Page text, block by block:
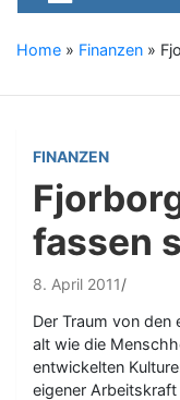
Home » Finanzen »
FINANZEN
fassen
8. April 2011
Der Traum von den
alt wie die
entwickelten
eigener